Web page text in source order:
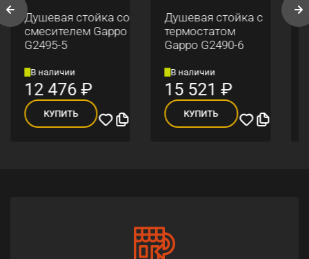
Душевая стойка со
смесителем Gappo
G2495-5
В наличии
12 476₽
КУПИТЬ
Душевая стойка с
термостатом
Gappo G2490-6
В наличии
15 521₽
КУПИТЬ